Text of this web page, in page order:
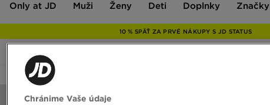
JD
Only at JD Muži Ženy Deti Doplnky Značky
10 % SPÄŤ ZA PRVÉ NÁKUPY S JD STATUS
Chránime Vaše údaje